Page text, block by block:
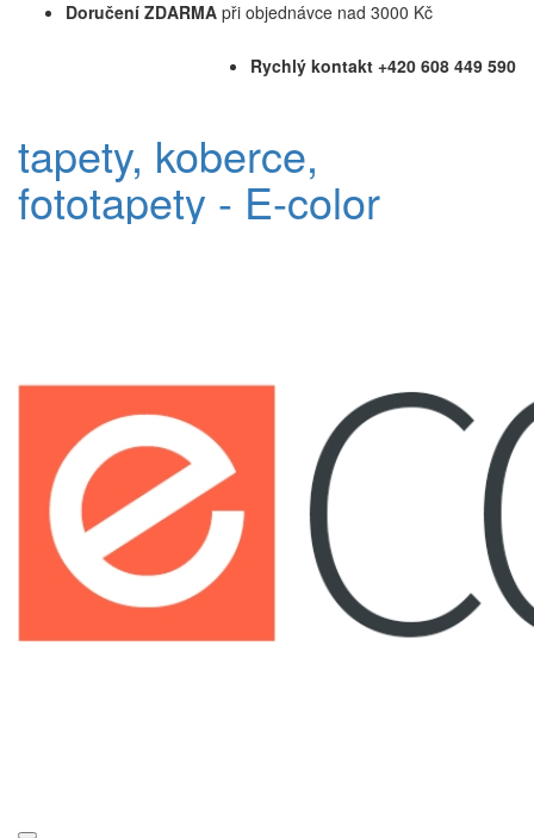
Doručení ZDARMA při objednávce nad 3000 Kč
Rychlý kontakt +420 608 449 590
tapety, koberce,
fototapety - E-color